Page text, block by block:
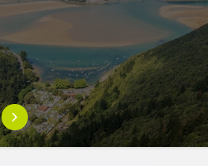
Ezagutu
gehiago:Euskaltelek
ehun